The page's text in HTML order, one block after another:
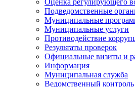
Подведомственные
Муниципальные
Муниципальные услуги
Противодействие
Результаты проверок
Официальные визиты и
Информация
Муниципальная служба
Ведомственный контроль